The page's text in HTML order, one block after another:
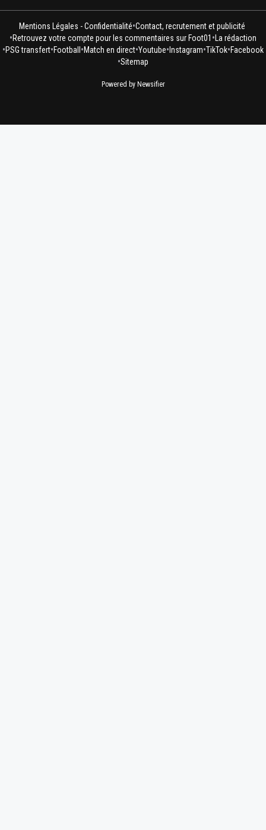
Mentions Légales - Confidentialité•Contact, recrutement et publicité
•Retrouvez votre compte pour les commentaires sur Foot01 • La rédaction
•PSG transfert•Football •Match en direct•Youtube• Instagram•TikTok•Facebook
•Sitemap
Powered by Newsifier